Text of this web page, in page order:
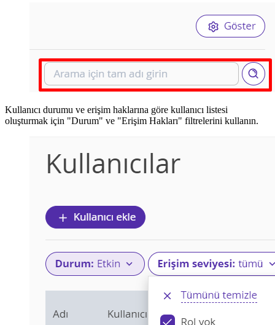
Kullanıcı durumu ve erişim haklarına göre kullanıcı listesi
oluşturmak için "Durum" ve "Erişim Hakları" filtrelerini kullanın.